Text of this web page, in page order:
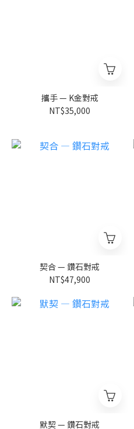
攜手 — K金對戒
NT$35,000
契合 — 鑽石對戒
NT$47,900
默契 — 鑽石對戒